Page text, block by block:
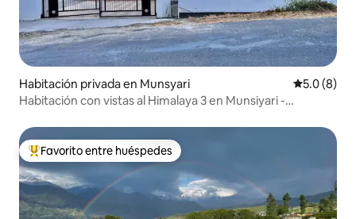
Habitación privada en Munsyari
5.0 (8)
Habitación con vistas al Himalaya 3 en Munsiyari -
Favorito entre huéspedes preferido
Favorito entre huéspedes